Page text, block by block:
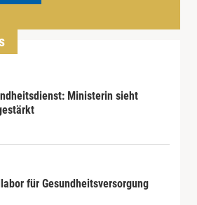
Ministerin sieht
für Gesundheitsversorgung